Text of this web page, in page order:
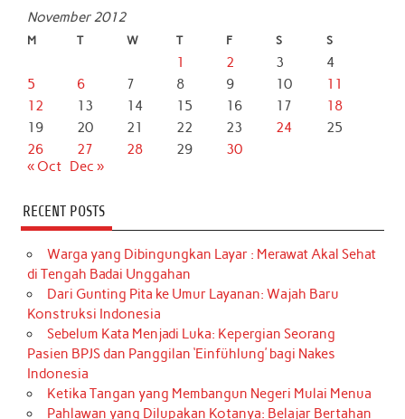
November 2012
M T W T F S S
1 2 3
4
5
6 7 8 9 10
11
12
13 14 15 16 17
18
19
20 21 22 23 24
25
26
27 28 29
30
« Oct Dec »
RECENT POSTS
Warga yang Dibingungkan Layar : Merawat Akal Sehat
di Tengah Badai Unggahan
Dari Gunting Pita ke Umur Layanan: Wajah Baru
Konstruksi Indonesia
Sebelum Kata Menjadi Luka: Kepergian Seorang
Pasien BPJS dan Panggilan ‘Einfühlung’ bagi Nakes
Indonesia
Ketika Tangan yang Membangun Negeri Mulai Menua
Pahlawan yang Dilupakan Kotanya: Belajar Bertahan